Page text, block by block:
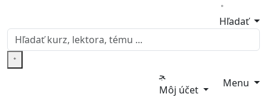
Hľadať
Môj účet
Menu